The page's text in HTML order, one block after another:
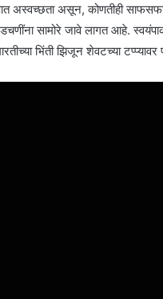
अस्वच्छता असून, कोणतीही
सामोरे जावे लागत आहे.
भिंती झिजून शेवटच्या